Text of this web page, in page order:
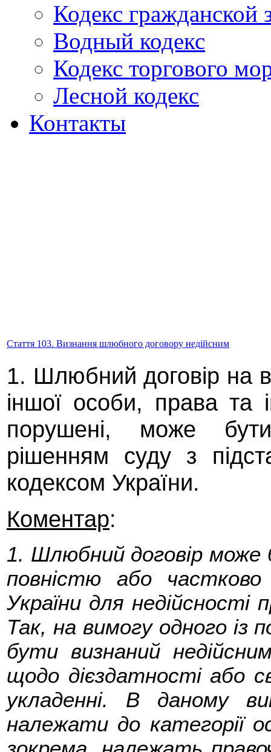
Кодекс гражданской
Водный кодекс
Кодекс торгового
Лесной кодекс
Контакты
Стаття 103. Визнання шлюбного договору недійсним
1. Шлюбний договір на
іншої особи, права та
порушені, може
рішенням суду з
кодексом України.
Коментар:
1. Шлюбний договір може
повністю або
України для недійсності
Так, на вимогу одного із
бути визнаний
щодо дієздатності або
укладенні. В даному
належати до категорії